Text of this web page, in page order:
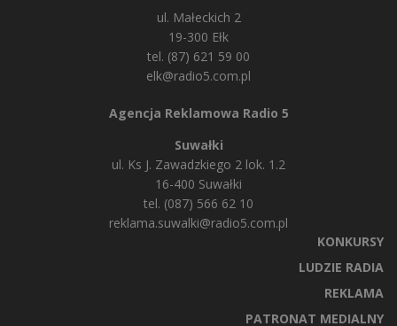
ul. Małeckich 2
19-300 Ełk
tel. (87) 621 59 00
elk@radio5.com.pl
Agencja Reklamowa Radio 5
Suwałki
ul. Ks J. Zawadzkiego 2 lok. 1.2
16-400 Suwałki
tel. (087) 566 62 10
reklama.suwalki@radio5.com.pl
KONKURSY
LUDZIE RADIA
REKLAMA
PATRONAT MEDIALNY